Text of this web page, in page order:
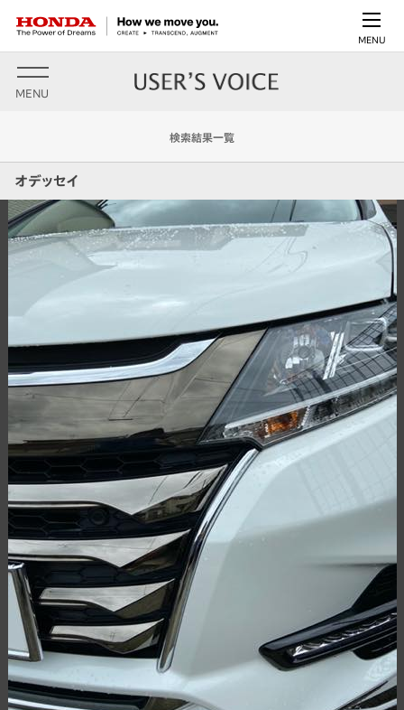
MENU
MENU
検索結果一覧
オデッセイ